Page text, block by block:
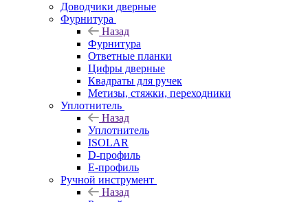
Доводчики дверные
Фурнитура
Назад
Фурнитура
Ответные планки
Цифры дверные
Квадраты для ручек
Метизы, стяжки, переходники
Уплотнитель
Назад
Уплотнитель
ISOLAR
D-профиль
Е-профиль
Ручной инструмент
Назад